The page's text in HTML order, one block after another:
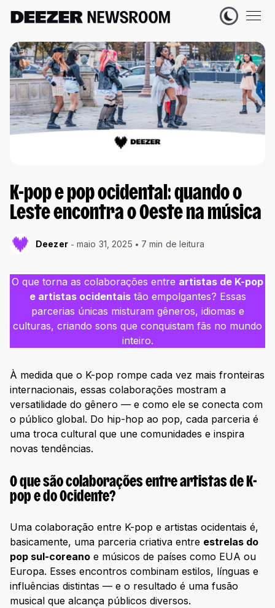
K-pop e pop ocidental: quando o
Leste encontra o Oeste na música
Deezer maio 31, 2025 7 min de leitura
O que torna as colaborações entre artistas de K-pop
e artistas ocidentaistão empolgantes? Essas
parcerias únicas misturam gêneros, idiomas e
culturas, criando sons que conquistam fãs no mundo
inteiro.
À medida que o K-pop rompe cada vez mais fronteiras
internacionais, essas colaborações mostram a
versatilidade do gênero — e como ele se conecta com
o público global. Do hip-hop ao pop, cada parceria é
uma troca cultural que une comunidades e inspira
novas tendências.
O que são colaborações entre artistas de K-
pop e do Ocidente?
Uma colaboração entre K-pop e artistas ocidentais é,
basicamente, uma parceria criativa entre estrelas do
pop sul-coreano e músicos de países como EUA ou
Europa. Esses encontros combinam estilos, línguas e
influências distintas — e o resultado é uma fusão
musical que alcança públicos diversos.